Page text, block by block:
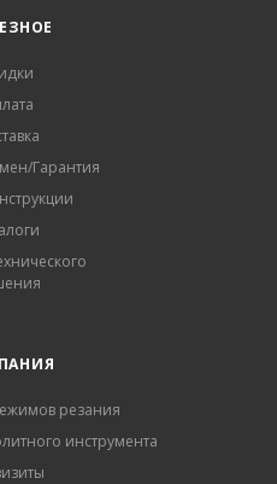
Гарантия
резания
инструмента